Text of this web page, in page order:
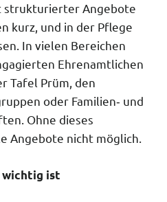
strukturierter Angebote
kurz, und in der Pflege
In vielen Bereichen
Ehrenamtlichen
Tafel Prüm, den
oder Familien‑ und
Ohne dieses
Angebote nicht möglich.
wichtig ist